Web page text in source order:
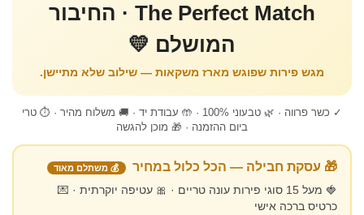
The Perfect Match · החיבור
המושלם 💛
מגש פירות שפוגש מארז משקאות — שילוב שלא מתיישן.
✓ כשר פרווה · 🌿 טבעוני 100% · 🤲 עבודת יד · 🚚 משלוח מהיר · ⏱ טרי
ביום ההזמנה · 🎁 מוכן להגשה
🎁 עסקת חבילה — הכל כלול במחיר 💰 משתלם מאוד
🍓 מעל 15 סוגי פירות עונה טריים · 🎀 עטיפה יוקרתית · 💌
כרטיס ברכה אישי